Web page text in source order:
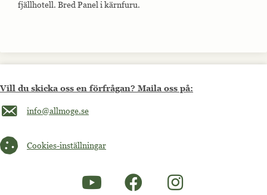
fjällhotell. Bred Panel i kärnfuru.
Vill du skicka oss en förfrågan? Maila oss på:
Maila oss på info@allmoge.se
info@allmoge.se
Cookies-inställningar
Cookies-inställningar